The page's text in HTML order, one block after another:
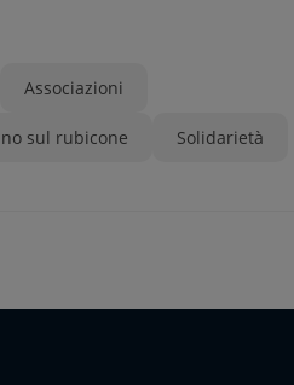
Associazioni
sul rubicone Solidarietà